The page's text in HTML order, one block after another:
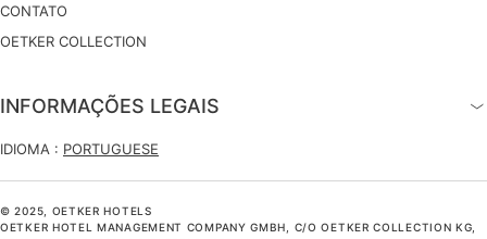
CONTATO
OETKER COLLECTION
INFORMAÇÕES LEGAIS
IDIOMA : PORTUGUESE
© 2025, OETKER HOTELS
OETKER HOTEL MANAGEMENT COMPANY GMBH, C/O OETKER COLLECTION KG,